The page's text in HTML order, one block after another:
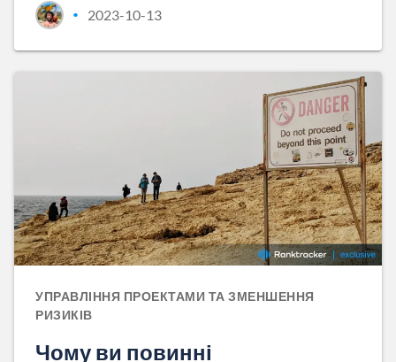
• 2023-10-13
УПРАВЛІННЯ ПРОЕКТАМИ ТА ЗМЕНШЕННЯ
РИЗИКІВ
Чому ви повинні